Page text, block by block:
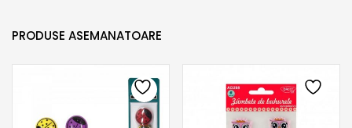
PRODUSE ASEMANATOARE